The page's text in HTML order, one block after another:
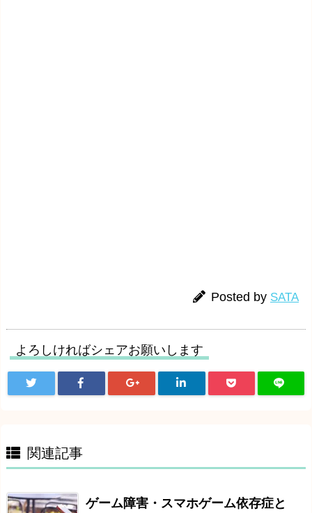
Posted by SATA
よろしければシェアお願いします
関連記事
ゲーム障害・スマホゲーム依存症と